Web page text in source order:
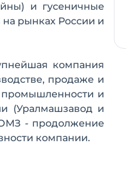
и гусеничные
рынках России и
компания
продаже и
промышленности и
(Уралмашзавод и
ОМЗ - продолжение
компании.